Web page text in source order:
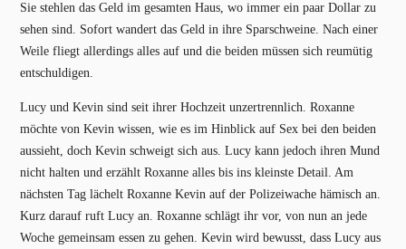
Sie stehlen das Geld im gesamten Haus, wo immer ein paar Dollar zu
sehen sind. Sofort wandert das Geld in ihre Sparschweine. Nach einer
Weile fliegt allerdings alles auf und die beiden müssen sich reumütig
entschuldigen.
Lucy und Kevin sind seit ihrer Hochzeit unzertrennlich. Roxanne
möchte von Kevin wissen, wie es im Hinblick auf Sex bei den beiden
aussieht, doch Kevin schweigt sich aus. Lucy kann jedoch ihren Mund
nicht halten und erzählt Roxanne alles bis ins kleinste Detail. Am
nächsten Tag lächelt Roxanne Kevin auf der Polizeiwache hämisch an.
Kurz darauf ruft Lucy an. Roxanne schlägt ihr vor, von nun an jede
Woche gemeinsam essen zu gehen. Kevin wird bewusst, dass Lucy aus